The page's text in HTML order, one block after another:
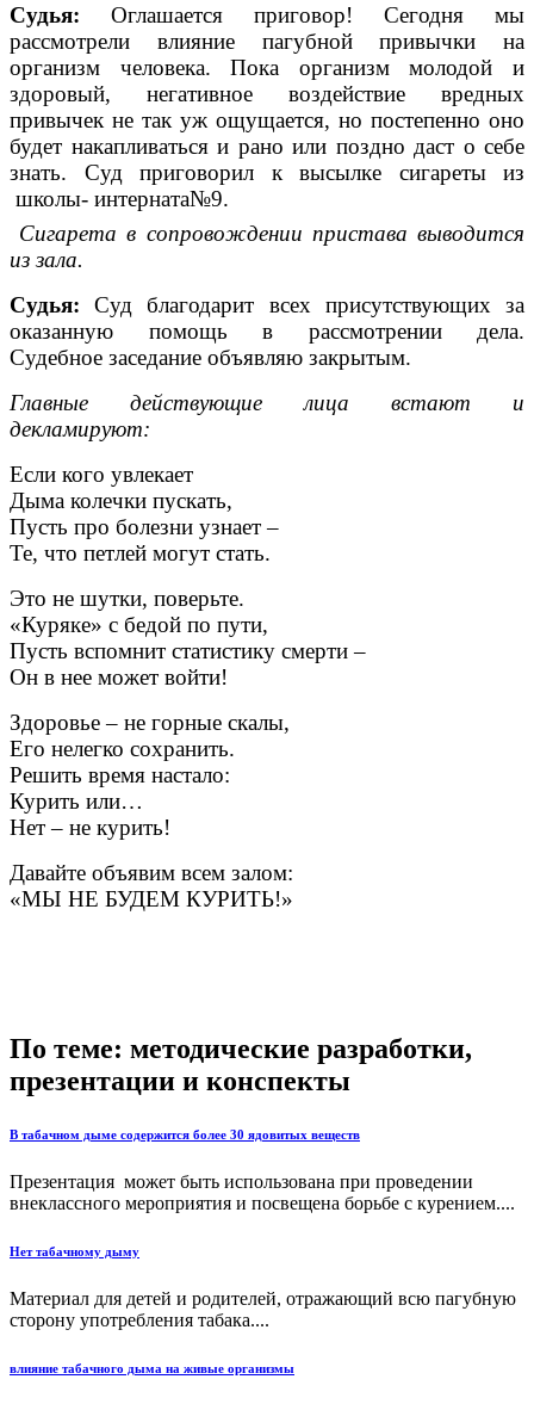
Судья: Оглашается приговор! Сегодня мы
рассмотрели влияние пагубной привычки на
организм человека. Пока организм молодой и
здоровый, негативное воздействие вредных
привычек не так уж ощущается, но постепенно оно
будет накапливаться и рано или поздно даст о себе
знать. Суд приговорил к высылке сигареты из
школы- интерната№9.
Сигарета в сопровождении пристава выводится
из зала.
Судья: Суд благодарит всех присутствующих за
оказанную помощь в рассмотрении дела.
Судебное заседание объявляю закрытым.
Главные действующие лица встают и
декламируют:
Если кого увлекает
Дыма колечки пускать,
Пусть про болезни узнает –
Те, что петлей могут стать.
Это не шутки, поверьте.
«Куряке» с бедой по пути,
Пусть вспомнит статистику смерти –
Он в нее может войти!
Здоровье – не горные скалы,
Его нелегко сохранить.
Решить время настало:
Курить или…
Нет – не курить!
Давайте объявим всем залом:
«МЫ НЕ БУДЕМ КУРИТЬ!»
По теме: методические разработки,
презентации и конспекты
В табачном дыме содержится более 30 ядовитых веществ
Презентация может быть использована при проведении
внеклассного мероприятия и посвещена борьбе с курением....
Нет табачному дыму
Материал для детей и родителей, отражающий всю пагубную
сторону употребления табака....
влияние табачного дыма на живые организмы